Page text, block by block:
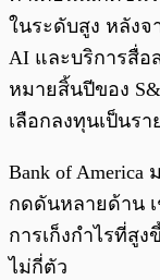
ในระดับสูง หลัง
AI และบริการสื่อ
หมายสิ้นปีของ
เลือกลงทุนเป็นร
Bank of
กดดันหลายด้าน
การเก็งกำไรที่สู
ไม่กี่ตัว